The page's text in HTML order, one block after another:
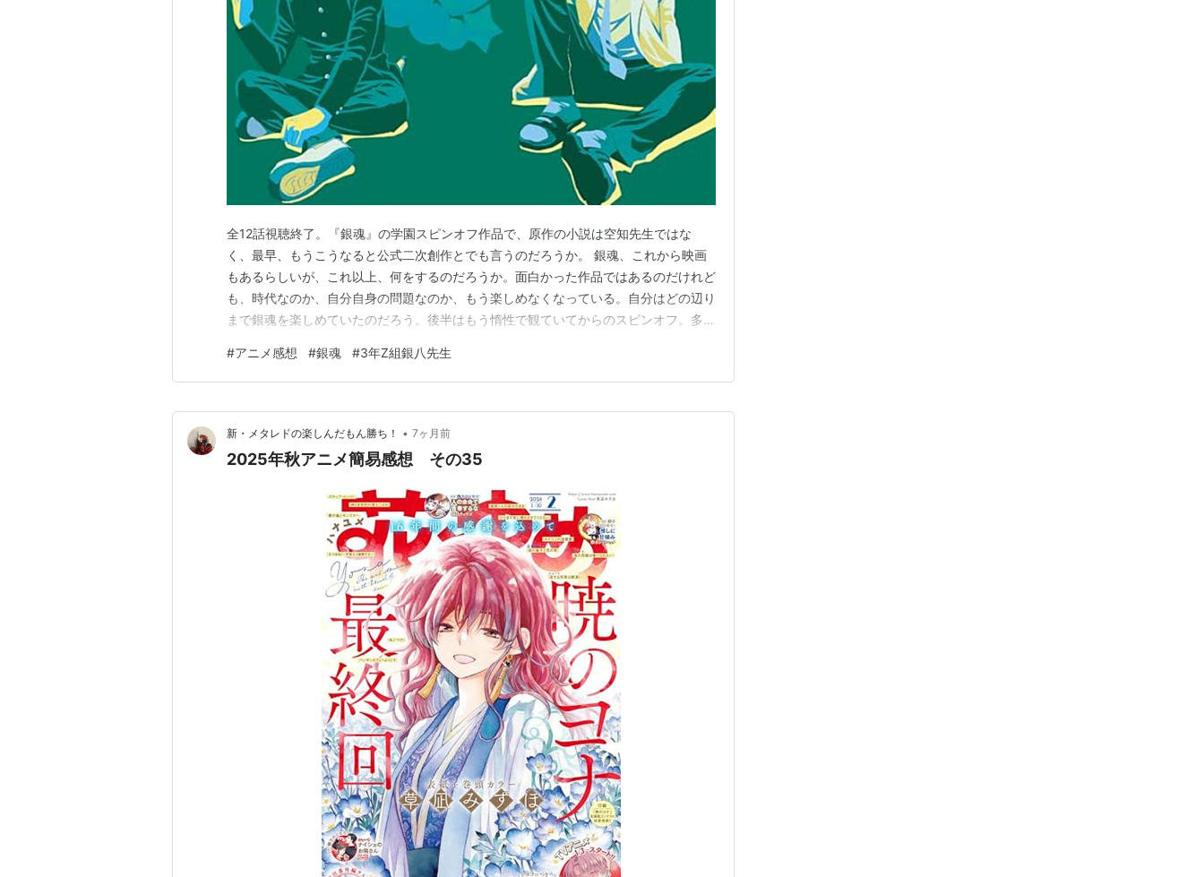
全12話視聴終了。『銀魂』の学園スピンオフ作品で、原作の小説は空知先生ではな
く、最早、もうこうなると公式二次創作とでも言うのだろうか。 銀魂、これから映画
もあるらしいが、これ以上、何をするのだろうか。面白かった作品ではあるのだけれど
も、時代なのか、自分自身の問題なのか、もう楽しめなくなっている。自分はどの辺り
まで銀魂を楽しめていたのだろう。後半はもう惰性で観ていてからのスピンオフ。多
は、銀魂の舞台が学園だったら。銀魂高校3年Z組。主人公の坂田銀八が教師で、それ
以外の主要登場人物たちが多少学校関係者に割り振られつつも大体…
#アニメ感想 #銀魂 #3年Z組銀八先生
新・メタレドの楽しんだもん勝ち！ • 7ヶ月前
2025年秋アニメ簡易感想 その35